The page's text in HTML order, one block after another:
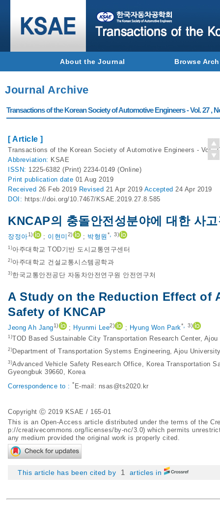
About the Journal Browse
Journal Archive
Transactions of the Korean Society of Automotive Engineers - Vol. 27 ,
[ Article ]
Transactions of the Korean Society of Automotive Engineers - Vol.
Abbreviation: KSAE
ISSN: 1225-6382 (Print) 2234-0149 (Online)
Print publication date 01 Aug 2019
Received 26 Feb 2019 Revised 21 Apr 2019 Accepted 24 Apr 2019
DOI: https://doi.org/10.7467/KSAE.2019.27.8.585
KNCAP의 충돌안전성분야에 대한 사
장정아1) ; 이현미 2) ; 박형원 *, 3)
1)아주대학교 TOD기반 도시교통연구센터
2)아주대학교 건설교통시스템공학과
3)한국교통안전공단 자동차안전연구원 안전연구처
A Study on the Reduction Effect of
Safety of KNCAP
Jeong Ah Jang1) ; Hyunmi Lee2) ; Hyung Won Park*, 3)
1)TOD Based Sustainable City Transportation Research Center,
2) Department of Transportation Systems Engineering, Ajou
3)Advanced Vehicle Safety Research Office, Korea Transportation
Gyeongbuk 39660, Korea
Correspondence to : * E-mail: nsas@ts2020.kr
Copyright Ⓒ 2019 KSAE / 165-01
This is an Open-Access article distributed under the terms of the
p://creativecommons.org/licenses/by-nc/3.0) which permits
any medium provided the original work is properly cited.
This article has been cited by 1 articles in